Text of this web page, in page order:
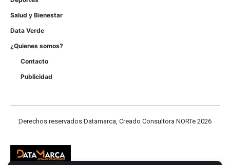
Salud y Bienestar
Data Verde
¿Quienes somos?
Contacto
Publicidad
Derechos reservados Datamarca, Creado Consultora NORTe 2026